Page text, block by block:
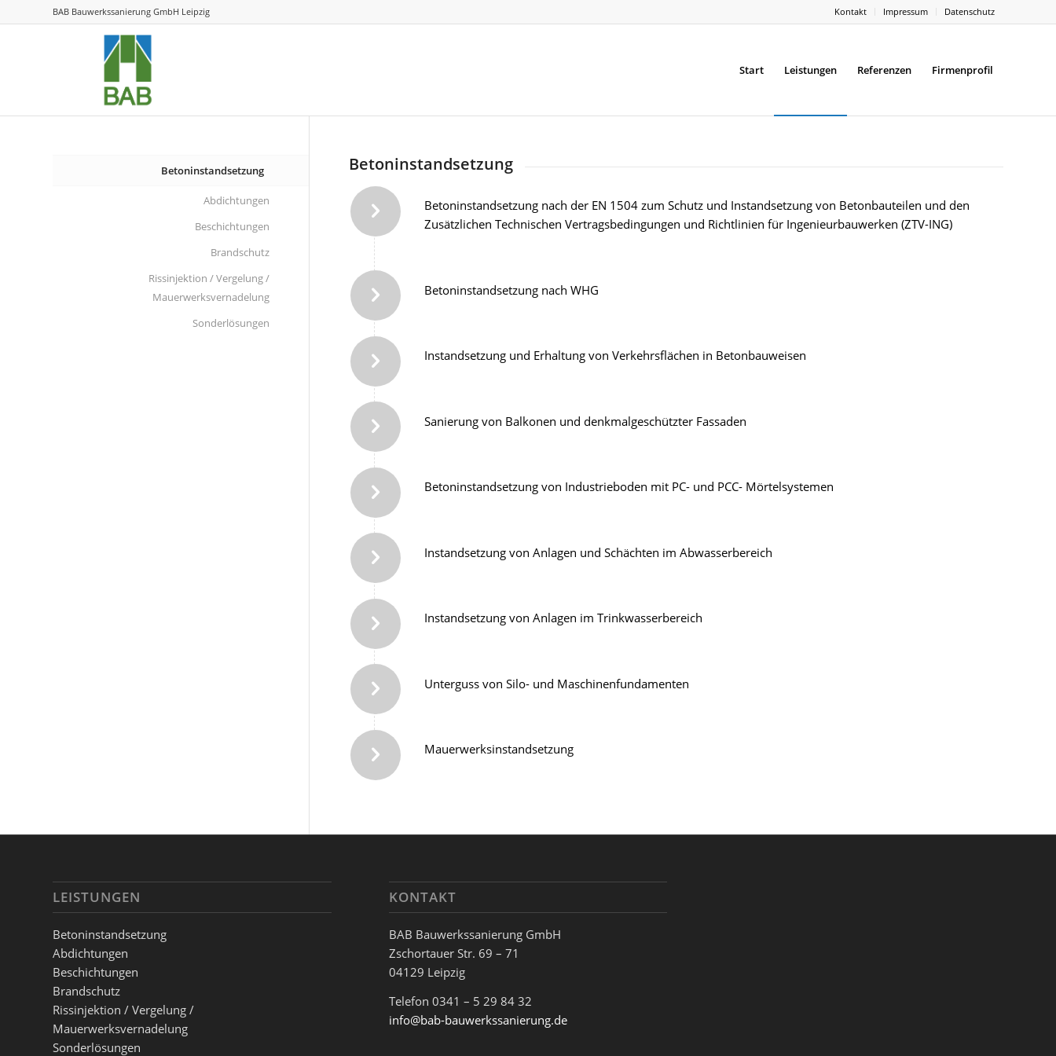
Kontakt Impressum Datenschutz
BAB Bauwerkssanierung GmbH Leipzig
Start Leistungen Referenzen Firmenprofil
Betoninstandsetzung
Betoninstandsetzung nach der EN 1504 zum Schutz und Instandsetzung von Betonbauteilen und den
Zusätzlichen Technischen Vertragsbedingungen und Richtlinien für Ingenieurbauwerken (ZTV-ING)
Betoninstandsetzung nach WHG
Instandsetzung und Erhaltung von Verkehrsflächen in Betonbauweisen
Sanierung von Balkonen und denkmalgeschützter Fassaden
Betoninstandsetzung von Industrieboden mit PC- und PCC- Mörtelsystemen
Instandsetzung von Anlagen und Schächten im Abwasserbereich
Instandsetzung von Anlagen im Trinkwasserbereich
Unterguss von Silo- und Maschinenfundamenten
Mauerwerksinstandsetzung
Betoninstandsetzung
Abdichtungen
Beschichtungen
Brandschutz
Rissinjektion / Vergelung /
Mauerwerksvernadelung
Sonderlösungen
LEISTUNGEN
Betoninstandsetzung
Abdichtungen
Beschichtungen
Brandschutz
Rissinjektion / Vergelung /
Mauerwerksvernadelung
Sonderlösungen
KONTAKT
BAB Bauwerkssanierung GmbH
Zschortauer Str. 69 – 71
04129 Leipzig
Telefon 0341 – 5 29 84 32
info@bab-bauwerkssanierung.de